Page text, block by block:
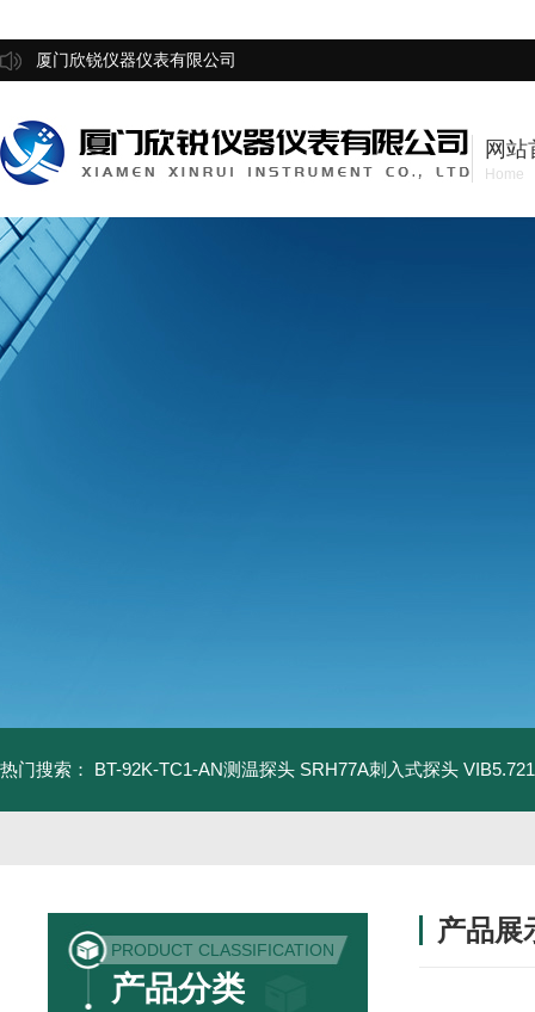
厦门欣锐仪器仪表有限公司
网站
Home
热门搜索： BT-92K-TC1-AN测温探头 SRH77A刺入式探头
PRODUCT CLASSIFICATION
产品分类
产品展